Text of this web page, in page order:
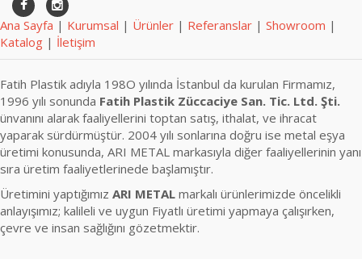
Ana Sayfa | Kurumsal | Ürünler | Referanslar | Showroom |
Katalog | İletişim
Fatih Plastik adıyla 198O yılında İstanbul da kurulan Firmamız,
1996 yılı sonunda Fatih Plastik Züccaciye San. Tic. Ltd. Şti.
ünvanını alarak faaliyellerini toptan satış, ithalat, ve ihracat
yaparak sürdürmüştür. 2004 yılı sonlarına doğru ise metal eşya
üretimi konusunda, ARI METAL markasıyla diğer faaliyellerinin yanı
sıra üretim faaliyetlerinede başlamıştır.
Üretimini yaptığımız ARI METAL markalı ürünlerimizde öncelikli
anlayışımız; kalileli ve uygun Fiyatlı üretimi yapmaya çalışırken,
çevre ve insan sağlığını gözetmektir.